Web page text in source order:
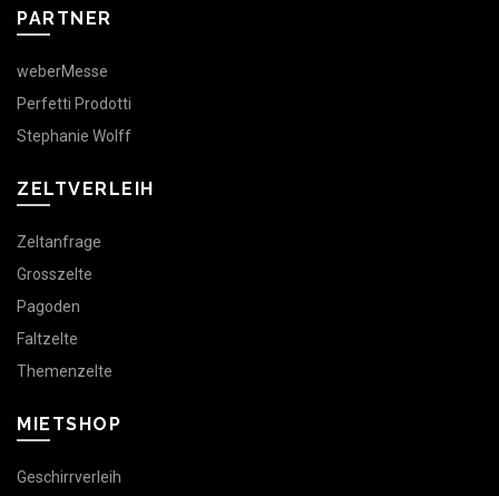
PARTNER
weberMesse
Perfetti Prodotti
Stephanie Wolff
ZELTVERLEIH
Zeltanfrage
Grosszelte
Pagoden
Faltzelte
Themenzelte
MIETSHOP
Geschirrverleih